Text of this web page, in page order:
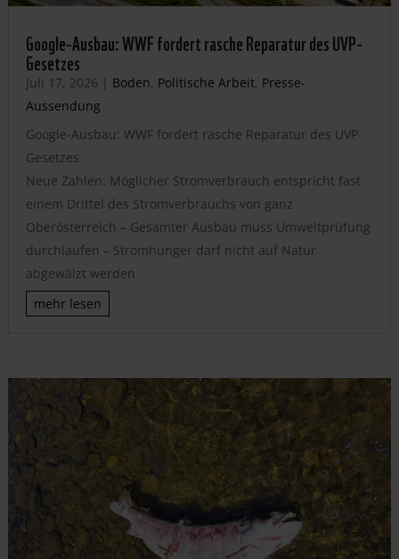
Google-Ausbau: WWF fordert rasche Reparatur des UVP-
Gesetzes
Juli 17, 2026 | Boden, Politische Arbeit, Presse-
Aussendung
Google-Ausbau: WWF fordert rasche Reparatur des UVP-
Gesetzes
Neue Zahlen: Möglicher Stromverbrauch entspricht fast
einem Drittel des Stromverbrauchs von ganz
Oberösterreich – Gesamter Ausbau muss Umweltprüfung
durchlaufen – Stromhunger darf nicht auf Natur
abgewälzt werden
mehr lesen